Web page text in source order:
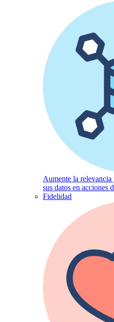
Aumente la
sus datos en acciones
Fidelidad